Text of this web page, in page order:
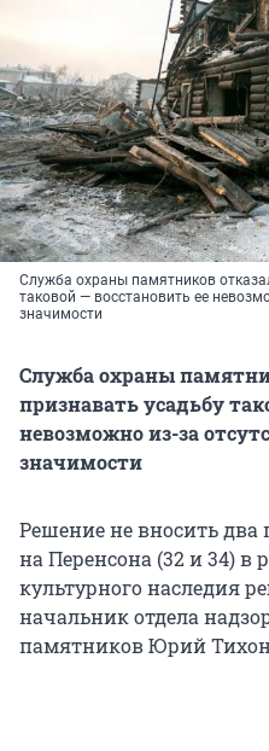
Служба охраны памятников
таковой — восстановить ее
значимости
Служба охраны
признавать усадьбу
невозможно из-за
значимости
Решение не вносить
на Перенсона (32 и 34) в
культурного наследия
начальник отдела
памятников Юрий